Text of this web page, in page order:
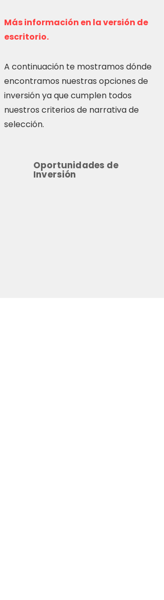
Más información en la versión de
escritorio.
A continuación te mostramos dónde
encontramos nuestras opciones de
inversión ya que cumplen todos
nuestros criterios de narrativa de
selección.
Oportunidades de
Inversión